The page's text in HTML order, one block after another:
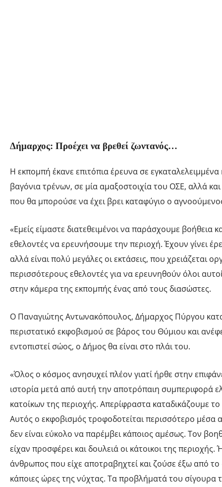
Δήμαρχος: Προέχει να βρεθεί ζωντανός…
Η εκπομπή έκανε επιτόπια έρευνα σε εγκαταλελειμμένα
βαγόνια τρένων, σε μία αμαξοστοιχία του ΟΣΕ, αλλά
που θα μπορούσε να έχει βρει καταφύγιο ο
«Εμείς είμαστε διατεθειμένοι να παράσχουμε βοήθεια
εθελοντές να ερευνήσουμε την περιοχή. Έχουν γίνει
αλλά είναι πολύ μεγάλες οι εκτάσεις, που χρειάζεται
περισσότερους εθελοντές για να ερευνηθούν όλοι
στην κάμερα της εκπομπής ένας από τους διασώστες.
Ο Παναγιώτης Αντωνακόπουλος, Δήμαρχος Πύργου
περιστατικό εκφοβισμού σε βάρος του Θύμιου και
εντοπιστεί σώος, ο Δήμος θα είναι στο πλάι του.
«Όλος ο κόσμος ανησυχεί πλέον γιατί ήρθε στην
ιστορία μετά από αυτή την αποτρόπαιη συμπεριφορά
κατοίκων της περιοχής. Απερίφραστα καταδικάζουμε
Αυτός ο εκφοβισμός τροφοδοτείται περισσότερο μέσα
δεν είναι εύκολο να παρέμβει κάποιος αμέσως. Τον
είχαν προσφέρει και δουλειά οι κάτοικοι της
άνθρωπος που είχε αποτραβηχτεί και ζούσε έξω από το
κάποιες ώρες της νύχτας. Τα προβλήματά του σίγουρα